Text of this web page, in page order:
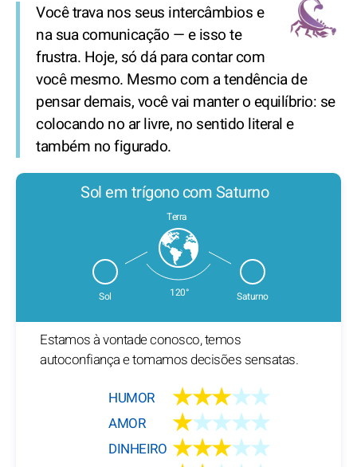
Você trava nos seus intercâmbios e
na sua comunicação — e isso te
frustra. Hoje, só dá para contar com
você mesmo. Mesmo com a tendência de
pensar demais, você vai manter o equilíbrio: se
colocando no ar livre, no sentido literal e
também no figurado.
Sol em trígono com Saturno
Terra
Sol Saturno
120°
Estamos à vontade conosco, temos
autoconfiança e tomamos decisões sensatas.
HUMOR
★★★★★
AMOR ★★★★★
DINHEIRO ★★★★★